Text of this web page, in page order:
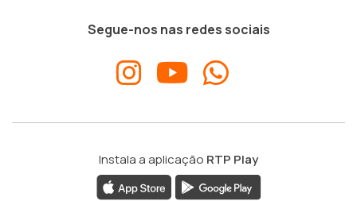
Segue-nos nas redes sociais
Instala a aplicação RTP Play